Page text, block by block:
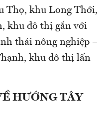
Thọ, khu Long Thới,
khu đô thị gắn với
thái nông nghiệp –
khu đô thị lấn
HƯỚNG TÂY